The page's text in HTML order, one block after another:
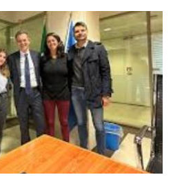
proprio questi processi.
della legge 15 del
e valutare con
che […]